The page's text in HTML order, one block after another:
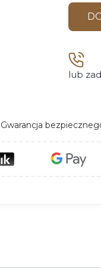
lub
Gwarancja